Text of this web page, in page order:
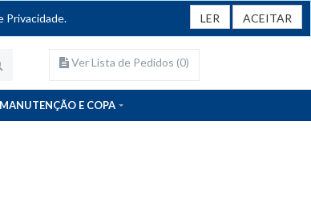
Privacidade. LER ACEITAR
Ver Lista de Pedidos (0)
E COPA